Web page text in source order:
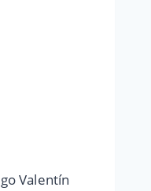
Valentín